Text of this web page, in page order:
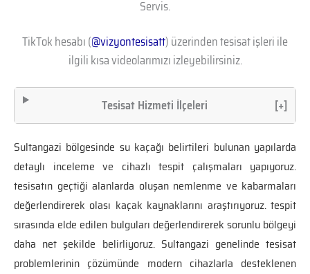
Servis.
TikTok hesabı (@vizyontesisatt) üzerinden tesisat işleri ile
ilgili kısa videolarımızı izleyebilirsiniz.
Tesisat Hizmeti İlçeleri [+]
Sultangazi bölgesinde su kaçağı belirtileri bulunan yapılarda
detaylı inceleme ve cihazlı tespit çalışmaları yapıyoruz.
tesisatın geçtiği alanlarda oluşan nemlenme ve kabarmaları
değerlendirerek olası kaçak kaynaklarını araştırıyoruz. tespit
sırasında elde edilen bulguları değerlendirerek sorunlu bölgeyi
daha net şekilde belirliyoruz. Sultangazi genelinde tesisat
problemlerinin çözümünde modern cihazlarla desteklenen